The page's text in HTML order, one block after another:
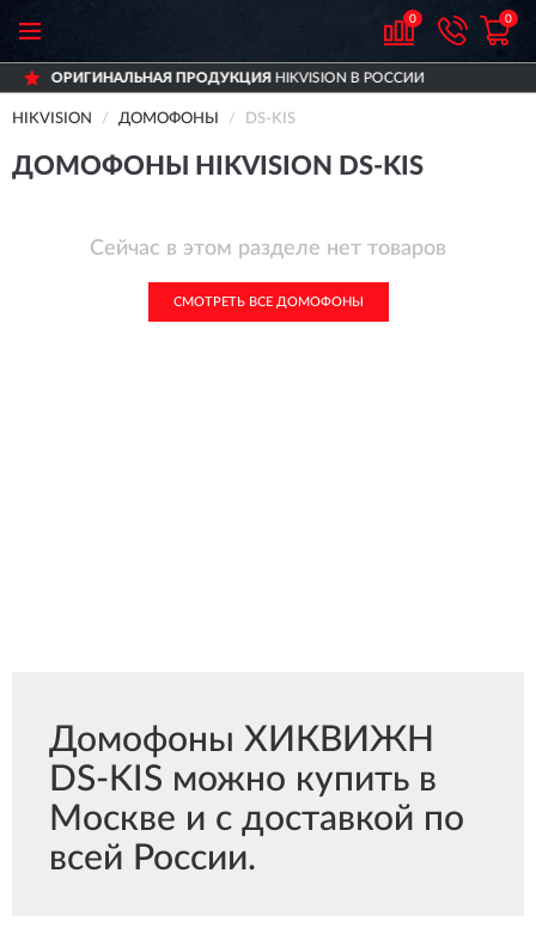
0 0
ПРОДУКЦИЯHIKVISION В РОССИИ
HIKVISION ДОМОФОНЫ DS-KIS
ДОМОФОНЫ HIKVISION DS-KIS
Сейчас в этом разделе нет товаров
СМОТРЕТЬ ВСЕ ДОМОФОНЫ
Домофоны ХИКВИЖН
DS-KIS можно купить в
Москве и с доставкой по
всей России.